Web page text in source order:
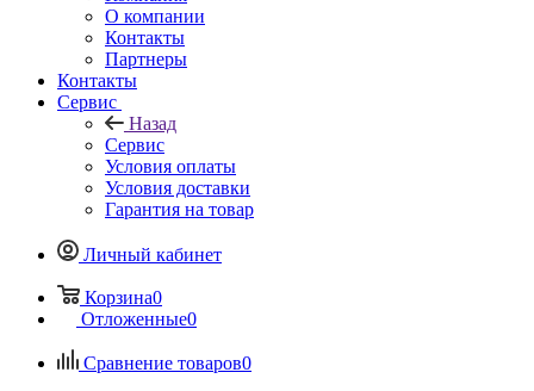
О компании
Контакты
Партнеры
Контакты
Сервис
Назад
Сервис
Условия оплаты
Условия доставки
Гарантия на товар
Личный кабинет
Корзина0
Отложенные0
Сравнение товаров0